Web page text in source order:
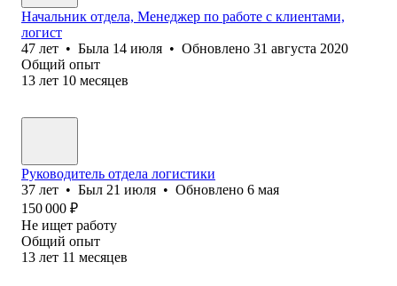
Начальник отдела, Менеджер по работе с клиентами,
логист
47 лет • Была 14 июля • Обновлено 31 августа 2020
Общий опыт
13 лет 10 месяцев
Руководитель отдела логистики
37 лет • Был 21 июля • Обновлено 6 мая
150 000 ₽
Не ищет работу
Общий опыт
13 лет 11 месяцев